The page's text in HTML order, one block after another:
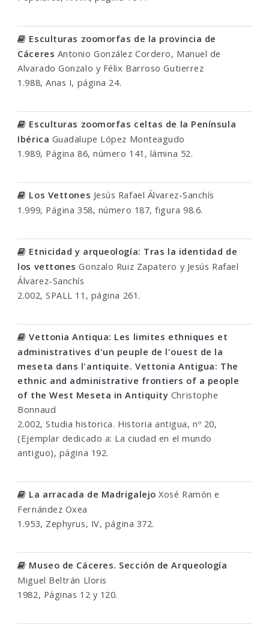
Esculturas zoomorfas de la provincia de
Cáceres Antonio González Cordero, Manuel de
Alvarado Gonzalo y Félix Barroso Gutierrez
1.988, Anas I, página 24.
Esculturas zoomorfas celtas de la Península
Ibérica Guadalupe López Monteagudo
1.989, Página 86, número 141, lámina 52.
Los Vettones Jesús Rafael Álvarez-Sanchís
1.999, Página 358, número 187, figura 98.6.
Etnicidad y arqueología: Tras la identidad de
los vettones Gonzalo Ruiz Zapatero y Jesús Rafael
Álvarez-Sanchís
2.002, SPALL 11, página 261.
Vettonia Antiqua: Les limites ethniques et
administratives d'un peuple de l'ouest de la
meseta dans l'antiquite. Vettonia Antigua: The
ethnic and administrative frontiers of a people
of the West Meseta in Antiquity Christophe
Bonnaud
2.002, Studia historica. Historia antigua, nº 20,
(Ejemplar dedicado a: La ciudad en el mundo
antiguo), página 192.
La arracada de Madrigalejo Xosé Ramón e
Fernández Oxea
1.953, Zephyrus, IV, página 372.
Museo de Cáceres. Sección de Arqueología
Miguel Beltrán Lloris
1982, Páginas 12 y 120.